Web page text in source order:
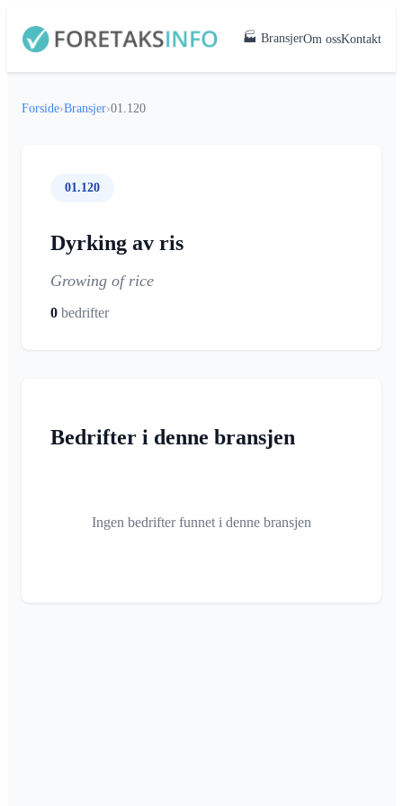
🏭 BransjerOm ossKontakt
Forside›Bransjer›01.120
01.120
Dyrking av ris
Growing of rice
0 bedrifter
Bedrifter i denne bransjen
Ingen bedrifter funnet i denne bransjen